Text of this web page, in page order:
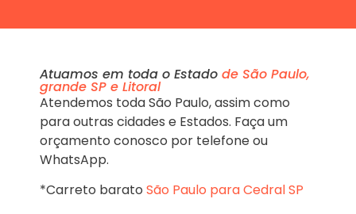
Atuamos em toda o Estado de São Paulo,
grande SP e Litoral
Atendemos toda São Paulo, assim como
para outras cidades e Estados. Faça um
orçamento conosco por telefone ou
WhatsApp.
*Carreto barato São Paulo para Cedral SP